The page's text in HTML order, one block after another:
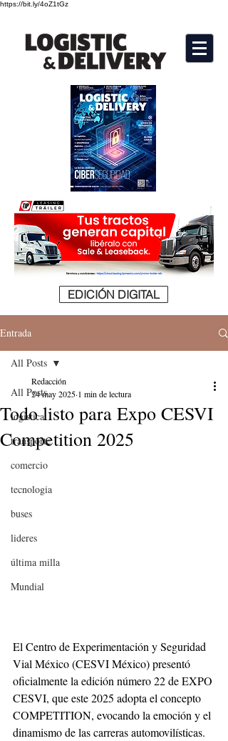
https://bit.ly/4oZ1tGz
EDICIÓN DIGITAL
Entrada
All Posts
logistica
transporte
comercio
tecnologia
buses
lideres
última milla
Mundial
All Posts
Todo listo para Expo CESVI
Competition 2025
Redacción
24 may 2025 1 min de lectura
El Centro de Experimentación y Seguridad
Vial México (CESVI México) presentó
oficialmente la edición número 22 de EXPO
CESVI, que este 2025 adopta el concepto
COMPETITION, evocando la emoción y el
dinamismo de las carreras automovilísticas.